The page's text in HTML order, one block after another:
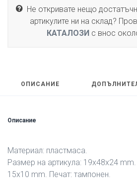
Не откривате нещо
артикулите ни на склад?
КАТАЛОЗИс внос
ОПИСАНИЕ
Описание
Материал: пластмаса.
Размер на артикула: 19х48х24
15х10 mm. Печат: тампонен.